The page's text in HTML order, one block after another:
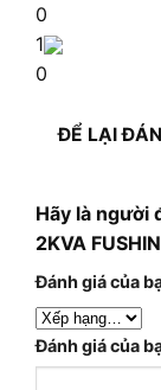
0
1
0
ĐỂ LẠI
Hãy là người
2KVA
Đánh giá của
Đánh giá của